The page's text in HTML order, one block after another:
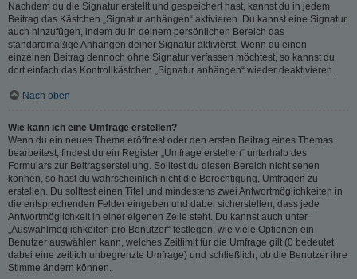
Nachdem du die Signatur erstellt und gespeichert hast, kannst du in jedem
Beitrag das Kästchen „Signatur anhängen“ aktivieren. Du kannst eine Signatur
auch hinzufügen, indem du in deinem persönlichen Bereich das
standardmäßige Anhängen deiner Signatur aktivierst. Wenn du einen
einzelnen Beitrag dennoch ohne Signatur verfassen möchtest, so kannst du
dort einfach das Kontrollkästchen „Signatur anhängen“ wieder deaktivieren.
Nach oben
Wie kann ich eine Umfrage erstellen?
Wenn du ein neues Thema eröffnest oder den ersten Beitrag eines Themas
bearbeitest, findest du ein Register „Umfrage erstellen“ unterhalb des
Formulars zur Beitragserstellung. Solltest du diesen Bereich nicht sehen
können, so hast du wahrscheinlich nicht die Berechtigung, Umfragen zu
erstellen. Du solltest einen Titel und mindestens zwei Antwortmöglichkeiten in
die entsprechenden Felder eingeben und dabei sicherstellen, dass jede
Antwortmöglichkeit in einer eigenen Zeile steht. Du kannst auch unter
„Auswahlmöglichkeiten pro Benutzer“ festlegen, wie viele Optionen ein
Benutzer auswählen kann, welches Zeitlimit für die Umfrage gilt (0 bedeutet
dabei eine zeitlich unbegrenzte Umfrage) und schließlich, ob die Benutzer ihre
Stimme ändern können.